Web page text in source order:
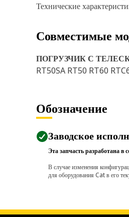
Технические
Совместимые
ПОГРУЗЧИК С
RT50SA RT50 RT60
Обозначение
Заводское
Эта запчасть разработана в
В случае изменения
для оборудования Cat в его